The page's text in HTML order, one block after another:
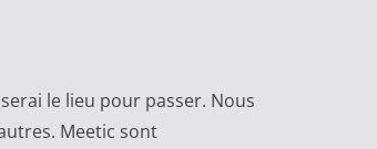
le lieu pour passer. Nous
Meetic sont